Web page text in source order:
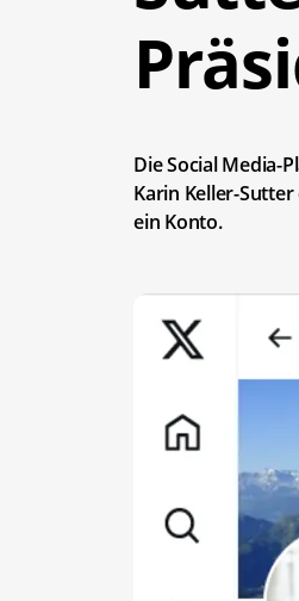
Die Social Media-
Karin Keller-
ein Konto.